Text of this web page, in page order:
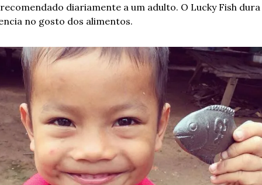
diariamente a um adulto. O Lucky Fish dura
no gosto dos alimentos.